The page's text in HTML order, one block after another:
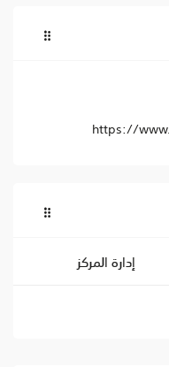
إدارة المركز